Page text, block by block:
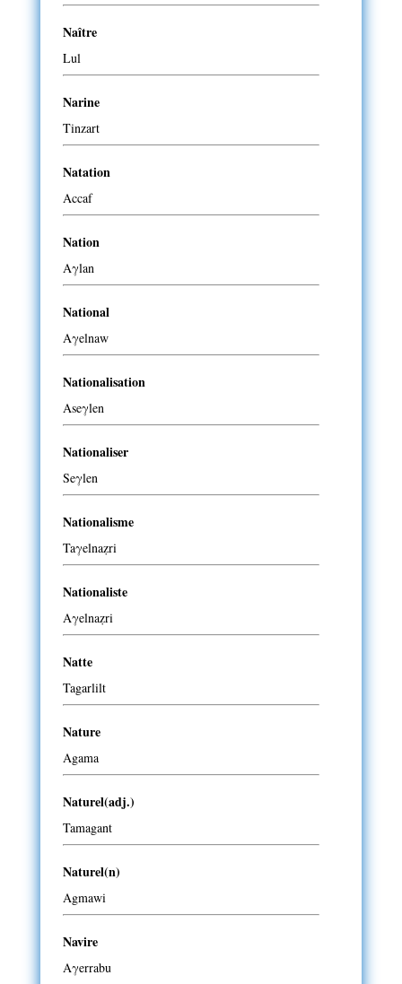
Naître
Lul
Narine
Tinzart
Natation
Accaf
Nation
Aγlan
National
Aγelnaw
Nationalisation
Aseγlen
Nationaliser
Seγlen
Nationalisme
Taγelnaẓri
Nationaliste
Aγelnaẓri
Natte
Tagarlilt
Nature
Agama
Naturel(adj.)
Tamagant
Naturel(n)
Agmawi
Navire
Aγerrabu